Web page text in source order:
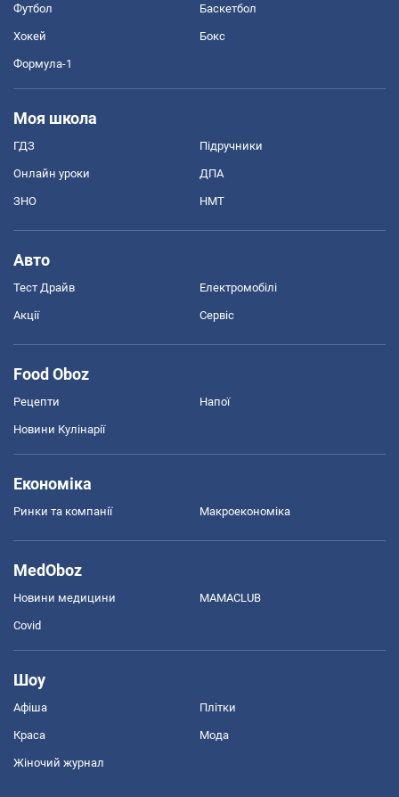
Футбол Баскетбол
Хокей Бокс
Формула-1
Моя школа
ГДЗ Підручники
Онлайн уроки ДПА
ЗНО НМТ
Авто
Тест Драйв Електромобілі
Акції Сервіс
Food Oboz
Рецепти Напої
Новини Кулінарії
Економіка
Ринки та компанії Макроекономіка
MedOboz
Новини медицини MAMACLUB
Covid
Шоу
Афіша Плітки
Краса Мода
Жіночий журнал